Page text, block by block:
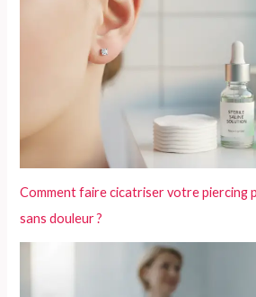
Comment faire cicatriser votre piercing
sans douleur ?